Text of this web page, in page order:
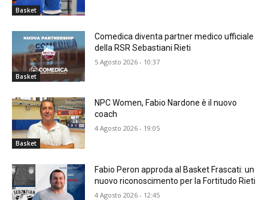
Basket
Basket
Comedica diventa partner medico ufficiale
della RSR Sebastiani Rieti
5 Agosto 2026 - 10:37
Basket
NPC Women, Fabio Nardone è il nuovo
coach
4 Agosto 2026 - 19:05
Fabio Peron approda al Basket Frascati: un
nuovo riconoscimento per la Fortitudo Rieti
4 Agosto 2026 - 12:45